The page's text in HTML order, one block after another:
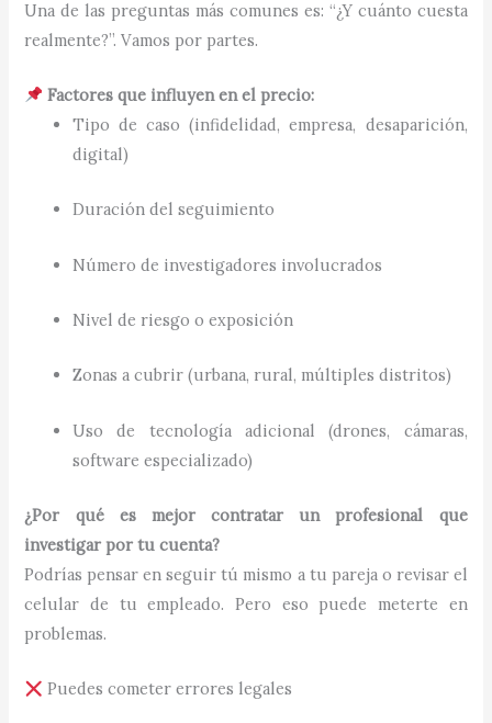
Una de las preguntas más comunes es: “¿Y cuánto cuesta
realmente?”. Vamos por partes.
Factores que influyen en el precio:
Tipo de caso (infidelidad, empresa, desaparición,
digital)
Duración del seguimiento
Número de investigadores involucrados
Nivel de riesgo o exposición
Zonas a cubrir (urbana, rural, múltiples distritos)
Uso de tecnología adicional (drones, cámaras,
software especializado)
¿Por qué es mejor contratar un profesional que
investigar por tu cuenta?
Podrías pensar en seguir tú mismo a tu pareja o revisar el
celular de tu empleado. Pero eso puede meterte en
problemas.
Puedes cometer errores legales